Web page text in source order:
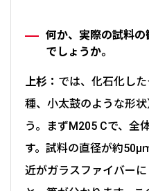
何か、実際の試料
でしょうか。
上杉： では、化石化し
種、小太鼓のような形
う。まずM205 Cで、全
す。試料の直径が約50μ
近がガラスファイバー